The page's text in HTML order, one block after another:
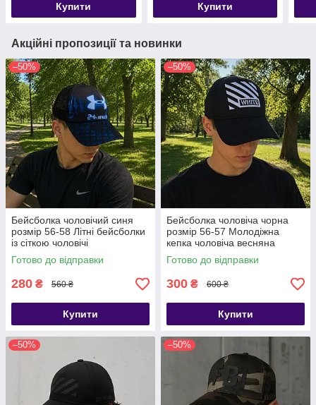
Купити Купити
Акційні пропозиції та новинки
–50%
Бейсболка чоловічий синя
розмір 56-58 Літні бейсболки
із сіткою чоловічі
Готово до відправки
280 ₴ 560 ₴
Купити
–50%
Бейсболка чоловіча чорна
розмір 56-57 Молодіжна
кепка чоловіча весняна
Готово до відправки
300 ₴ 600 ₴
Купити
–50% –50%